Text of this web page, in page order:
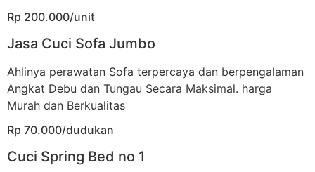
Rp 200.000/unit
Jasa Cuci Sofa Jumbo
Ahlinya perawatan Sofa terpercaya dan berpengalaman
Angkat Debu dan Tungau Secara Maksimal. harga
Murah dan Berkualitas
Rp 70.000/dudukan
Cuci Spring Bed no 1